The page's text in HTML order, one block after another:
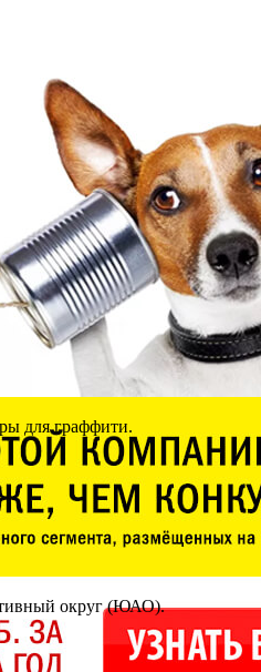
для граффити.
округ (ЮАО).